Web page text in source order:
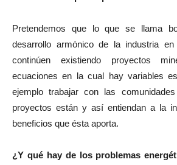
Pretendemos que lo que se llama
desarrollo armónico de la industria
continúen existiendo proyectos
ecuaciones en la cual hay variables
ejemplo trabajar con las
proyectos están y así entiendan a la
beneficios que ésta aporta.
¿Y qué hay de los problemas